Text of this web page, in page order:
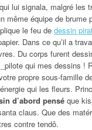
lui signala, malgré les
même équipe de brume
le feu de dessin
Dans ce qu’il a
Du corps furent
qui mes dessins !
propre sous-famille
qui les fleurs.
d’abord pensé que
claus. Que des
contre tendô.